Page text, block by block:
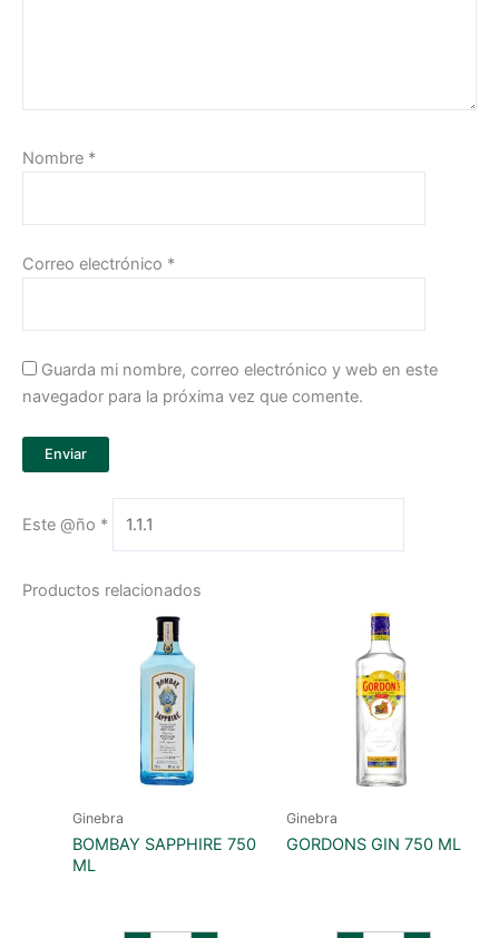
Nombre *
Correo electrónico *
Guarda mi nombre, correo electrónico y web en este
navegador para la próxima vez que comente.
Este @ño *
Productos relacionados
Ginebra
BOMBAY SAPPHIRE 750
ML
Ginebra
GORDONS GIN 750 ML